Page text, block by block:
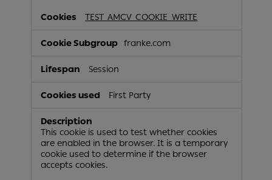
TEST_AMCV_COOKIE_WRITE
franke.com
Session
First Party
This cookie is used to test whether cookies
are enabled in the browser. It is a temporary
cookie used to determine if the browser
accepts cookies.